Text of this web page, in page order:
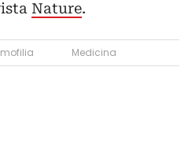
Nature.
Medicina